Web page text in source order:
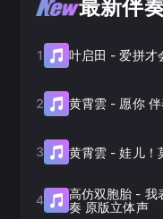
最新伴
1 叶启田 -爱拼才
2 黄霄雲 - 愿你
3 黄霄雲 -娃儿！
4 高仿双胞胎 - 我
奏 原版立体声